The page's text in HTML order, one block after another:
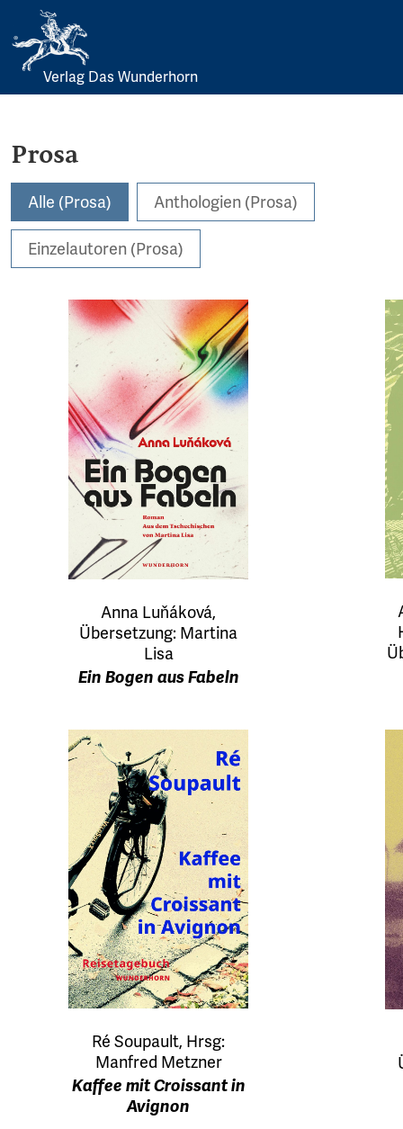
Skip
Verlag Das Wunderhorn
Prosa
Alle (Prosa) Anthologien (Prosa)
Einzelautoren (Prosa)
Anna Luňáková,
Übersetzung: Martina
Lisa
Ein Bogen aus Fabeln
Ré Soupault, Hrsg:
Manfred Metzner
Kaffee mit Croissant in
Avignon